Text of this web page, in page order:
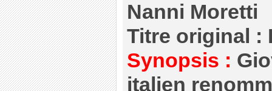
Nanni Moretti
Titre original :
Synopsis :
italien